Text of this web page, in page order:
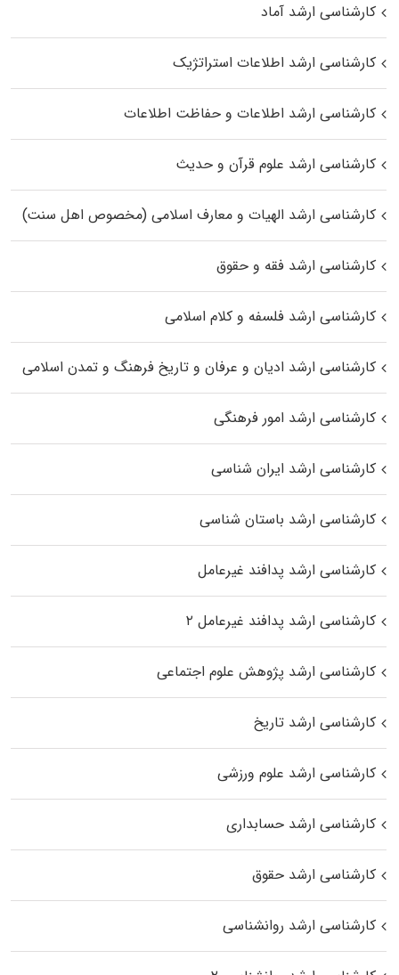
کارشناسی ارشد آماد
کارشناسی ارشد اطلاعات استراتژیک
کارشناسی ارشد اطلاعات و حفاظت اطلاعات
کارشناسی ارشد علوم قرآن و حدیث
کارشناسی ارشد الهیات و معارف اسلامی (مخصوص اهل سنت)
کارشناسی ارشد فقه و حقوق
کارشناسی ارشد فلسفه و کلام اسلامی
کارشناسی ارشد ادیان و عرفان و تاریخ فرهنگ و تمدن اسلامی
کارشناسی ارشد امور فرهنگی
کارشناسی ارشد ایران شناسی
کارشناسی ارشد باستان شناسی
کارشناسی ارشد پدافند غیرعامل
کارشناسی ارشد پدافند غیرعامل ۲
کارشناسی ارشد پژوهش علوم اجتماعی
کارشناسی ارشد تاریخ
کارشناسی ارشد علوم ورزشی
کارشناسی ارشد حسابداری
کارشناسی ارشد حقوق
کارشناسی ارشد روانشناسی